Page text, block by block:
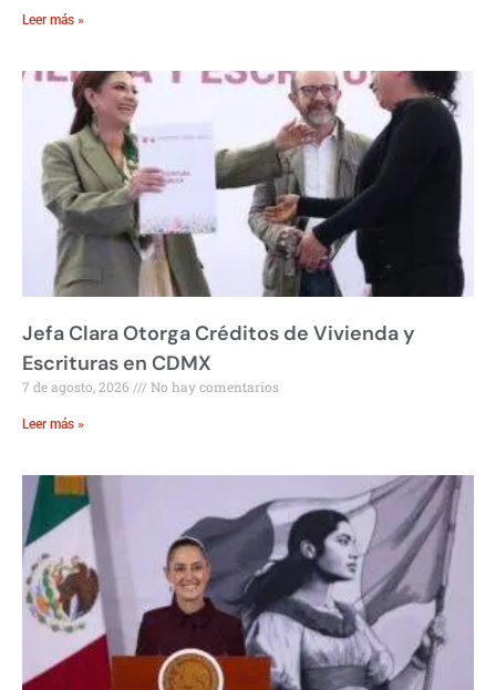
Leer más »
Jefa Clara Otorga Créditos de Vivienda y
Escrituras en CDMX
7 de agosto, 2026 No hay comentarios
Leer más »